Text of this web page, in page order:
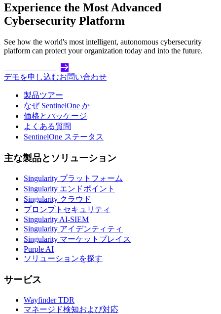
Experience the Most Advanced
Cybersecurity Platform
See how the world's most intelligent, autonomous cybersecurity
platform can protect your organization today and into the future.
デモを申し込むお問い合わせ
製品ツアー
なぜ SentinelOne か
価格とパッケージ
よくある質問
SentinelOne ステータス
主な製品とソリューション
Singularity プラットフォーム
Singularity エンドポイント
Singularity クラウド
プロンプトセキュリティ
Singularity AI-SIEM
Singularity アイデンティティ
Singularity マーケットプレイス
Purple AI
ソリューションを探す
サービス
Wayfinder TDR
マネージド検知および対応